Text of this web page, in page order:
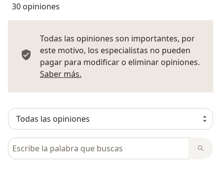
30 opiniones
Todas las opiniones son importantes, por
este motivo, los especialistas no pueden
pagar para modificar o eliminar opiniones.
Saber más.
Busca en opiniones